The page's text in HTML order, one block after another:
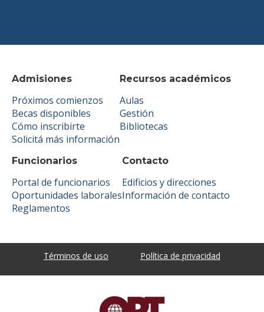
Admisiones
Próximos comienzos
Becas disponibles
Cómo inscribirte
Solicitá más información
Recursos académicos
Aulas
Gestión
Bibliotecas
Funcionarios
Portal de funcionarios
Oportunidades laborales
Reglamentos
Contacto
Edificios y direcciones
Información de contacto
Términos de uso Política de privacidad